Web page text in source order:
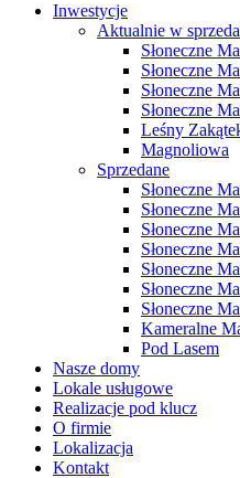
Inwestycje
Aktualnie w
Słoneczne
Słoneczne
Słoneczne
Słoneczne
Leśny
Magnoliowa
Sprzedane
Słoneczne
Słoneczne
Słoneczne
Słoneczne
Słoneczne
Słoneczne
Słoneczne
Kameralne
Pod Lasem
Nasze domy
Lokale usługowe
Realizacje pod klucz
O firmie
Lokalizacja
Kontakt